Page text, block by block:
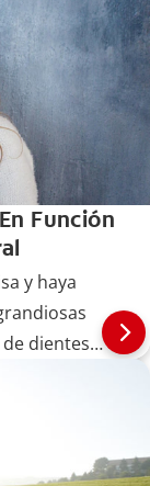
Función
y haya
dientes.